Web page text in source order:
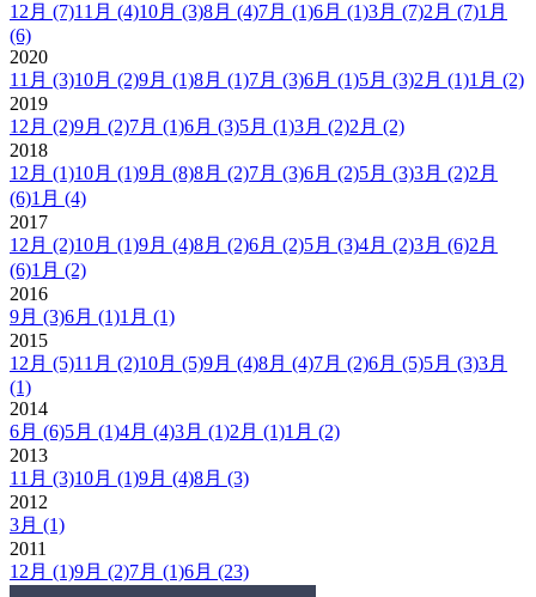
12月 (7)11月 (4)10月 (3)8月 (4)7月 (1)6月 (1)3月 (7)2月 (7)1月
(6)
2020
11月 (3)10月 (2)9月 (1)8月 (1)7月 (3)6月 (1)5月 (3)2月 (1)1月 (2)
2019
12月 (2)9月 (2)7月 (1)6月 (3)5月 (1)3月 (2)2月 (2)
2018
12月 (1)10月 (1)9月 (8)8月 (2)7月 (3)6月 (2)5月 (3)3月 (2)2月
(6)1月 (4)
2017
12月 (2)10月 (1)9月 (4)8月 (2)6月 (2)5月 (3)4月 (2)3月 (6)2月
(6)1月 (2)
2016
9月 (3)6月 (1)1月 (1)
2015
12月 (5)11月 (2)10月 (5)9月 (4)8月 (4)7月 (2)6月 (5)5月 (3)3月
(1)
2014
6月 (6)5月 (1)4月 (4)3月 (1)2月 (1)1月 (2)
2013
11月 (3)10月 (1)9月 (4)8月 (3)
2012
3月 (1)
2011
12月 (1)9月 (2)7月 (1)6月 (23)